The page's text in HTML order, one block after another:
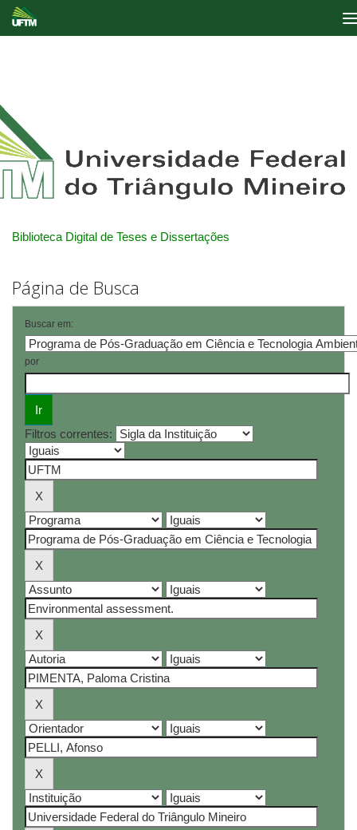
Biblioteca Digital de Teses e Dissertações
Página de Busca
Buscar em:
por
Filtros correntes: